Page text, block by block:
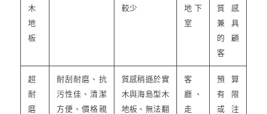
木
地
板
較少
地下
室
質感
兼具
的顧
客
超
耐
磨
耐刮耐磨、抗
污性佳、清潔
方便、價格親
質感稍遜於實
木與海島型木
地板、無法翻
客
廳、
走
預算
有限
或注